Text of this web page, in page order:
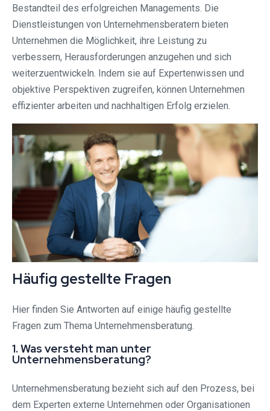
Bestandteil des erfolgreichen Managements. Die
Dienstleistungen von Unternehmensberatern bieten
Unternehmen die Möglichkeit, ihre Leistung zu
verbessern, Herausforderungen anzugehen und sich
weiterzuentwickeln. Indem sie auf Expertenwissen und
objektive Perspektiven zugreifen, können Unternehmen
effizienter arbeiten und nachhaltigen Erfolg erzielen.
Häufig gestellte Fragen
Hier finden Sie Antworten auf einige häufig gestellte
Fragen zum Thema Unternehmensberatung.
1. Was versteht man unter
Unternehmensberatung?
Unternehmensberatung bezieht sich auf den Prozess, bei
dem Experten externe Unternehmen oder Organisationen